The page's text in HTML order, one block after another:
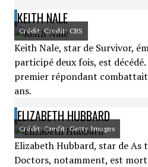
KEITH NALE
Crédit: Credit: CBS
Keith Nale, star de Survivor,
participé deux fois, est
premier répondant
ans.
ELIZABETH HUBBARD
Crédit: Credit: Getty Images
Elizabeth Hubbard, star de As
Doctors, notamment, est